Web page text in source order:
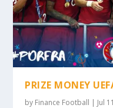
PRIZE MONEY
by Finance Football | Jul